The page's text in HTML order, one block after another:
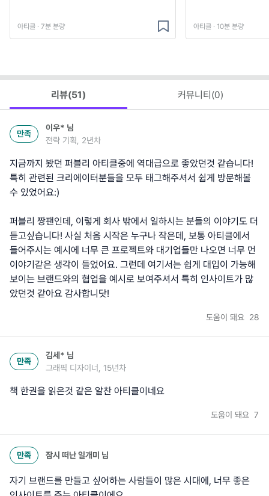
아티클 · 7분 분량 아티클 · 10분 분량
리뷰(51) 커뮤니티(0)
만족
이우* 님
전략 기획, 2년차
지금까지 봤던 퍼블리 아티클중에 역대급으로 좋았던것 같습니다!
특히 관련된 크리에이터분들을 모두 태그해주셔서 쉽게 방문해볼
수 있었어요:)
퍼블리 짱팬인데, 이렇게 회사 밖에서 일하시는 분들의 이야기도 더
듣고싶습니다! 사실 처음 시작은 누구나 작은데, 보통 아티클에서
들어주시는 예시에 너무 큰 프로젝트와 대기업들만 나오면 너무 먼
이야기같은 생각이 들었어요. 그런데 여기서는 쉽게 대입이 가능해
보이는 브랜드와의 협업을 예시로 보여주셔서 특히 인사이트가 많
았던것 같아요 감사합니닷!
도움이 돼요 28
만족
김세* 님
그래픽 디자이너, 15년차
책 한권을 읽은것 같은 알찬 아티클이네요
도움이 돼요 7
만족 잠시 떠난 일개미 님
자기 브랜드를 만들고 싶어하는 사람들이 많은 시대에, 너무 좋은